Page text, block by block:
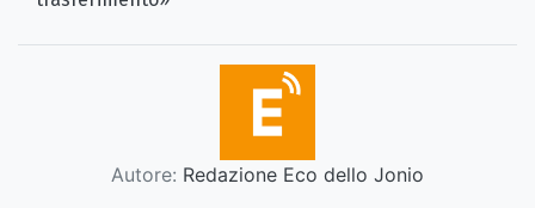
Autore: Redazione Eco dello Jonio